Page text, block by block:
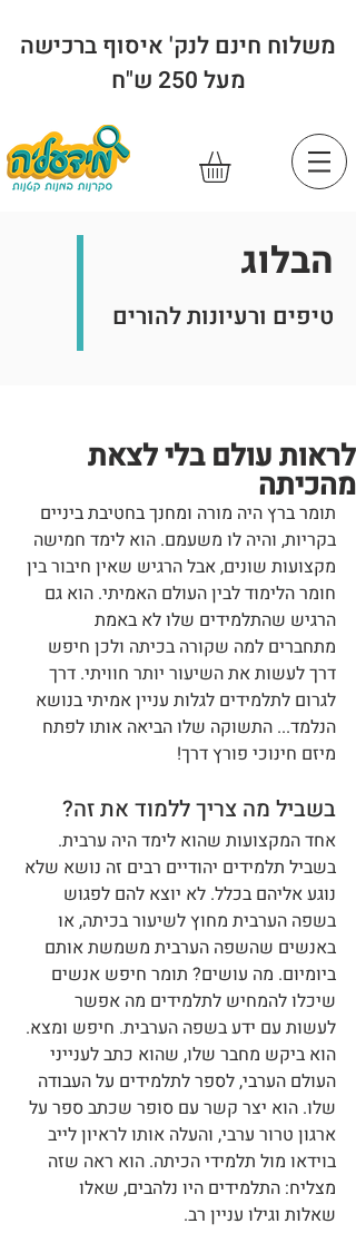
משלוח חינם לנק' איסוף ברכישה
מעל 250 ש"ח
הבלוג
טיפים ורעיונות להורים
לראות עולם בלי לצאת
מהכיתה
תומר ברץ היה מורה ומחנך בחטיבת ביניים
בקריות, והיה לו משעמם. הוא לימד חמישה
מקצועות שונים, אבל הרגיש שאין חיבור בין
חומר הלימוד לבין העולם האמיתי. הוא גם
הרגיש שהתלמידים שלו לא באמת
מתחברים למה שקורה בכיתה ולכן חיפש
דרך לעשות את השיעור יותר חוויתי. דרך
לגרום לתלמידים לגלות עניין אמיתי בנושא
הנלמד... התשוקה שלו הביאה אותו לפתח
מיזם חינוכי פורץ דרך!
בשביל מה צריך ללמוד את זה?
אחד המקצועות שהוא לימד היה ערבית.
בשביל תלמידים יהודיים רבים זה נושא שלא
נוגע אליהם בכלל. לא יוצא להם לפגוש
בשפה הערבית מחוץ לשיעור בכיתה, או
באנשים שהשפה הערבית משמשת אותם
ביומיום. מה עושים? תומר חיפש אנשים
שיכלו להמחיש לתלמידים מה אפשר
לעשות עם ידע בשפה הערבית. חיפש ומצא.
הוא ביקש מחבר שלו, שהוא כתב לענייני
העולם הערבי, לספר לתלמידים על העבודה
שלו. הוא יצר קשר עם סופר שכתב ספר על
ארגון טרור ערבי, והעלה אותו לראיון לייב
בוידאו מול תלמידי הכיתה. הוא ראה שזה
מצליח: התלמידים היו נלהבים, שאלו
שאלות וגילו עניין רב.